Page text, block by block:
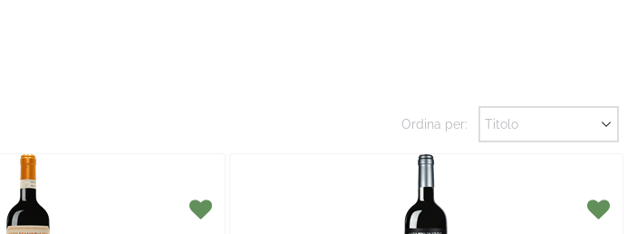
Ordina per: